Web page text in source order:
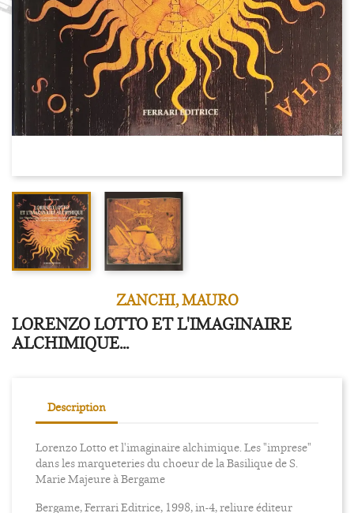
ZANCHI, MAURO
LORENZO LOTTO ET L'IMAGINAIRE
ALCHIMIQUE...
Description
Lorenzo Lotto et l'imaginaire alchimique. Les "imprese"
dans les marqueteries du choeur de la Basilique de S.
Marie Majeure à Bergame
Bergame, Ferrari Editrice, 1998, in-4, reliure éditeur